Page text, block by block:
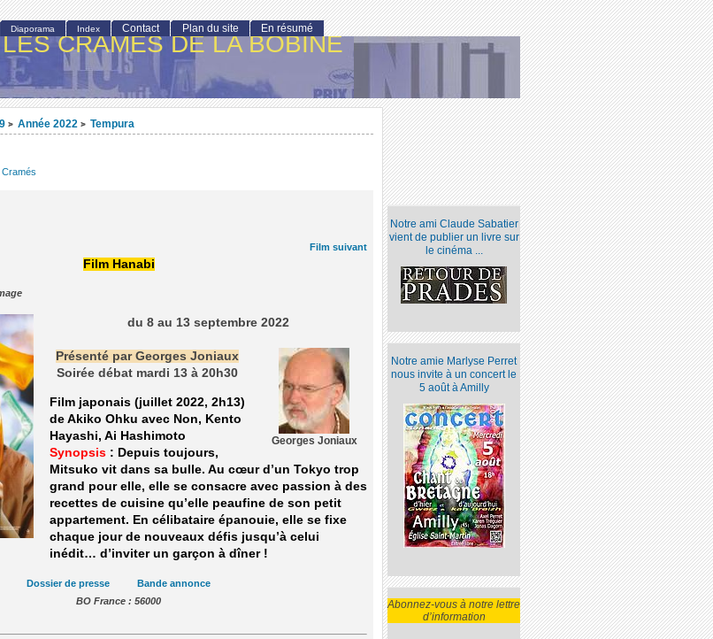
LES CRAMÉS DE LA BOBINE
> Année 2022 > Tempura
Cramés
Film suivant
Film Hanabi
du 8 au 13 septembre 2022
Présenté par Georges Joniaux
Georges Joniaux
Soirée débat mardi 13 à 20h30
Film japonais (juillet 2022, 2h13)
de Akiko Ohku avec Non, Kento
Hayashi, Ai Hashimoto
Synopsis: Depuis toujours,
Mitsuko vit dans sa bulle. Au cœur d’un Tokyo trop
grand pour elle, elle se consacre avec passion à des
recettes de cuisine qu’elle peaufine de son petit
appartement. En célibataire épanouie, elle se fixe
chaque jour de nouveaux défis jusqu’à celui
inédit… d’inviter un garçon à dîner !
Dossier de presse
Bande annonce
BO France : 56000
Notre ami Claude Sabatier
vient de publier un livre sur
le cinéma ...
Notre amie Marlyse Perret
nous invite à un concert le
5 août à Amilly
Abonnez-vous à notre lettre
d’information
Diaporama Index Contact Plan du site En résumé